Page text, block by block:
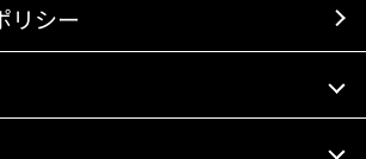
リシー